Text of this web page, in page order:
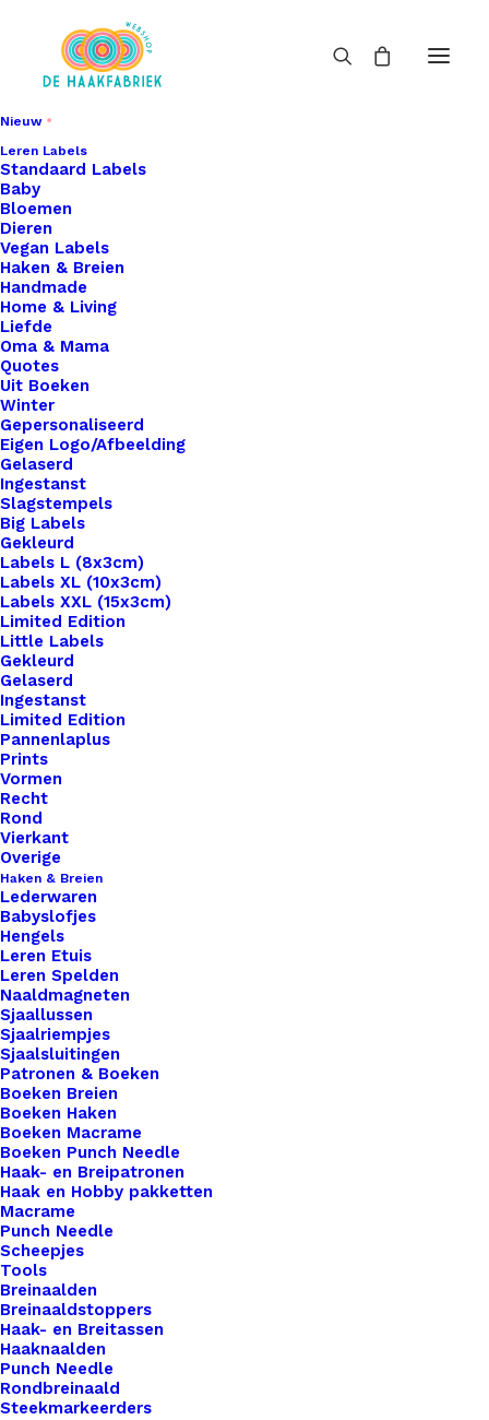
Nieuw
Leren Labels
Standaard Labels
Baby
Bloemen
Dieren
Vegan Labels
Haken & Breien
Handmade
Home & Living
Liefde
Oma & Mama
Quotes
Uit Boeken
Winter
Gepersonaliseerd
Eigen Logo/Afbeelding
Gelaserd
Ingestanst
Slagstempels
Big Labels
Gekleurd
Labels L (8x3cm)
Labels XL (10x3cm)
Labels XXL (15x3cm)
Limited Edition
Little Labels
Gekleurd
Gelaserd
Ingestanst
Limited Edition
Pannenlaplus
Prints
Vormen
Recht
Rond
Vierkant
Overige
Haken & Breien
Lederwaren
Babyslofjes
Hengels
Leren Etuis
Leren Spelden
Naaldmagneten
Sjaallussen
Sjaalriempjes
Sjaalsluitingen
Patronen & Boeken
Boeken Breien
Boeken Haken
Boeken Macrame
Boeken Punch Needle
Haak- en Breipatronen
Haak en Hobby pakketten
Macrame
Punch Needle
Scheepjes
Tools
Breinaalden
Breinaaldstoppers
Haak- en Breitassen
Haaknaalden
Punch Needle
Rondbreinaald
Steekmarkeerders
Home
Benodigdheden
Applicatie Patch Oog 8×8,5cm
Applicatie Patch Oog
8×8,5cm
€
Deze patches zijn helemaal hot! Strijk de patches
op je gehaakte sjaal of tas.Leg een vochtige
theedoek over de patch voordat je de patch erop
strijkt. Het is ook mogelijk om bakpapier te
gebruiken. Onder de patch zit lijm die zorgt dat de
patch blijft zitten. Als de patch alsnog niet goed
vastzit, kun je deze altijd nog met een paar
steekjes vast naaien.
5 op voorraad
Applicatie
Patch
Oog
8x8,5cm
aantal
Toevoegen aan verlanglijst
Artikelnummer
Categorie